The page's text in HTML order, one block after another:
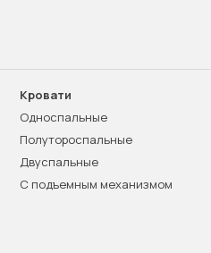
Кровати
Односпальные
Полутороспальные
Двуспальные
С подъемным механизмом